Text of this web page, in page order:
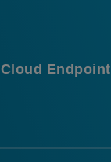
Cloud Endpoint